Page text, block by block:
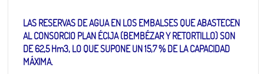
LAS RESERVAS DE AGUA EN LOS EMBALSES QUE ABASTECEN
AL CONSORCIO PLAN ÉCIJA (BEMBÉZAR Y RETORTILLO) SON
DE 62,5 Hm3, LO QUE SUPONE UN 15,7 % DE LA CAPACIDAD
MÁXIMA.